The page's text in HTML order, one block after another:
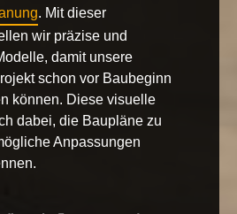
. Mit dieser
wir präzise und
damit unsere
schon vor Baubeginn
können. Diese visuelle
dabei, die Baupläne zu
Anpassungen